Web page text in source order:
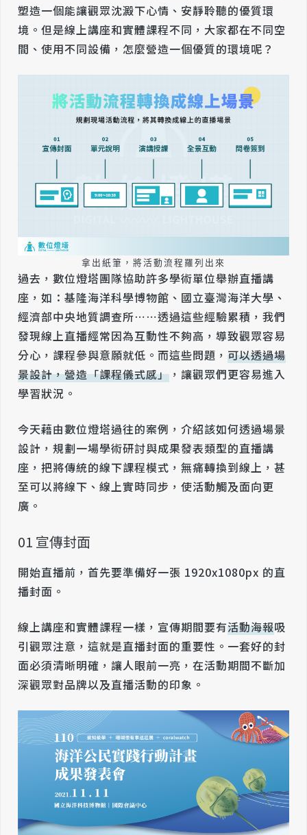
塑造一個能讓觀眾沈澱下心情、安靜聆聽的優質環
境。但是線上講座和實體課程不同，大家都在不同空
間、使用不同設備，怎麼營造一個優質的環境呢？
拿出紙筆，將活動流程羅列出來
過去，數位燈塔團隊協助許多學術單位舉辦直播講
座，如：基隆海洋科學博物館、國立臺灣海洋大學、
經濟部中央地質調查所⋯⋯透過這些經驗累積，我們
發現線上直播經常因為互動性不夠高，導致觀眾容易
分心，課程參與意願就低。而這些問題， 可以透過場
景設計，營造「課程儀式感」 ，讓觀眾們更容易進入
學習狀況。
今天藉由數位燈塔過往的案例，介紹該如何透過場景
設計，規劃一場學術研討與成果發表類型的直播講
座，把將傳統的線下課程模式，無痛轉換到線上，甚
至可以將線下、線上實時同步，使活動觸及面向更
廣。
01 宣傳封面
開始直播前，首先要準備好一張 1920x1080px 的直
播封面。
線上講座和實體課程一樣，宣傳期間要有活動海報吸
引觀眾注意，這就是直播封面的重要性。一套好的封
面必須清晰明確，讓人眼前一亮，在活動期間不斷加
深觀眾對品牌以及直播活動的印象。